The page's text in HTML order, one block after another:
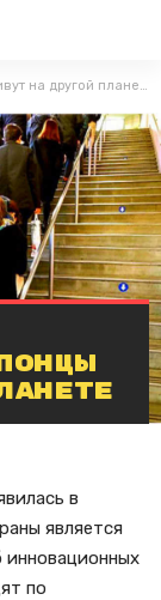
на другой планете
в
является
инновационных
по